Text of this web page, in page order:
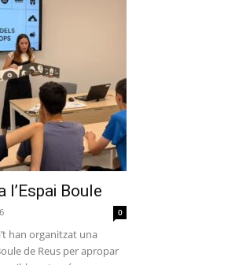
l’Espai Boule
0
han organitzat una
de Reus per apropar